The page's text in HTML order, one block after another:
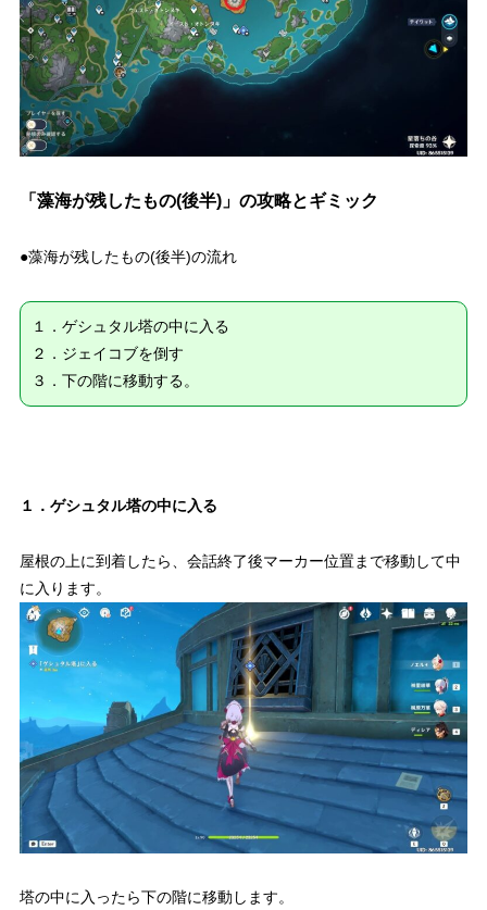
「藻海が残したもの(後半)」の攻略とギミック
●藻海が残したもの(後半)の流れ
１．ゲシュタル塔の中に入る
２．ジェイコブを倒す
３．下の階に移動する。
１．ゲシュタル塔の中に入る
屋根の上に到着したら、会話終了後マーカー位置まで移動して中
に入ります。
塔の中に入ったら下の階に移動します。